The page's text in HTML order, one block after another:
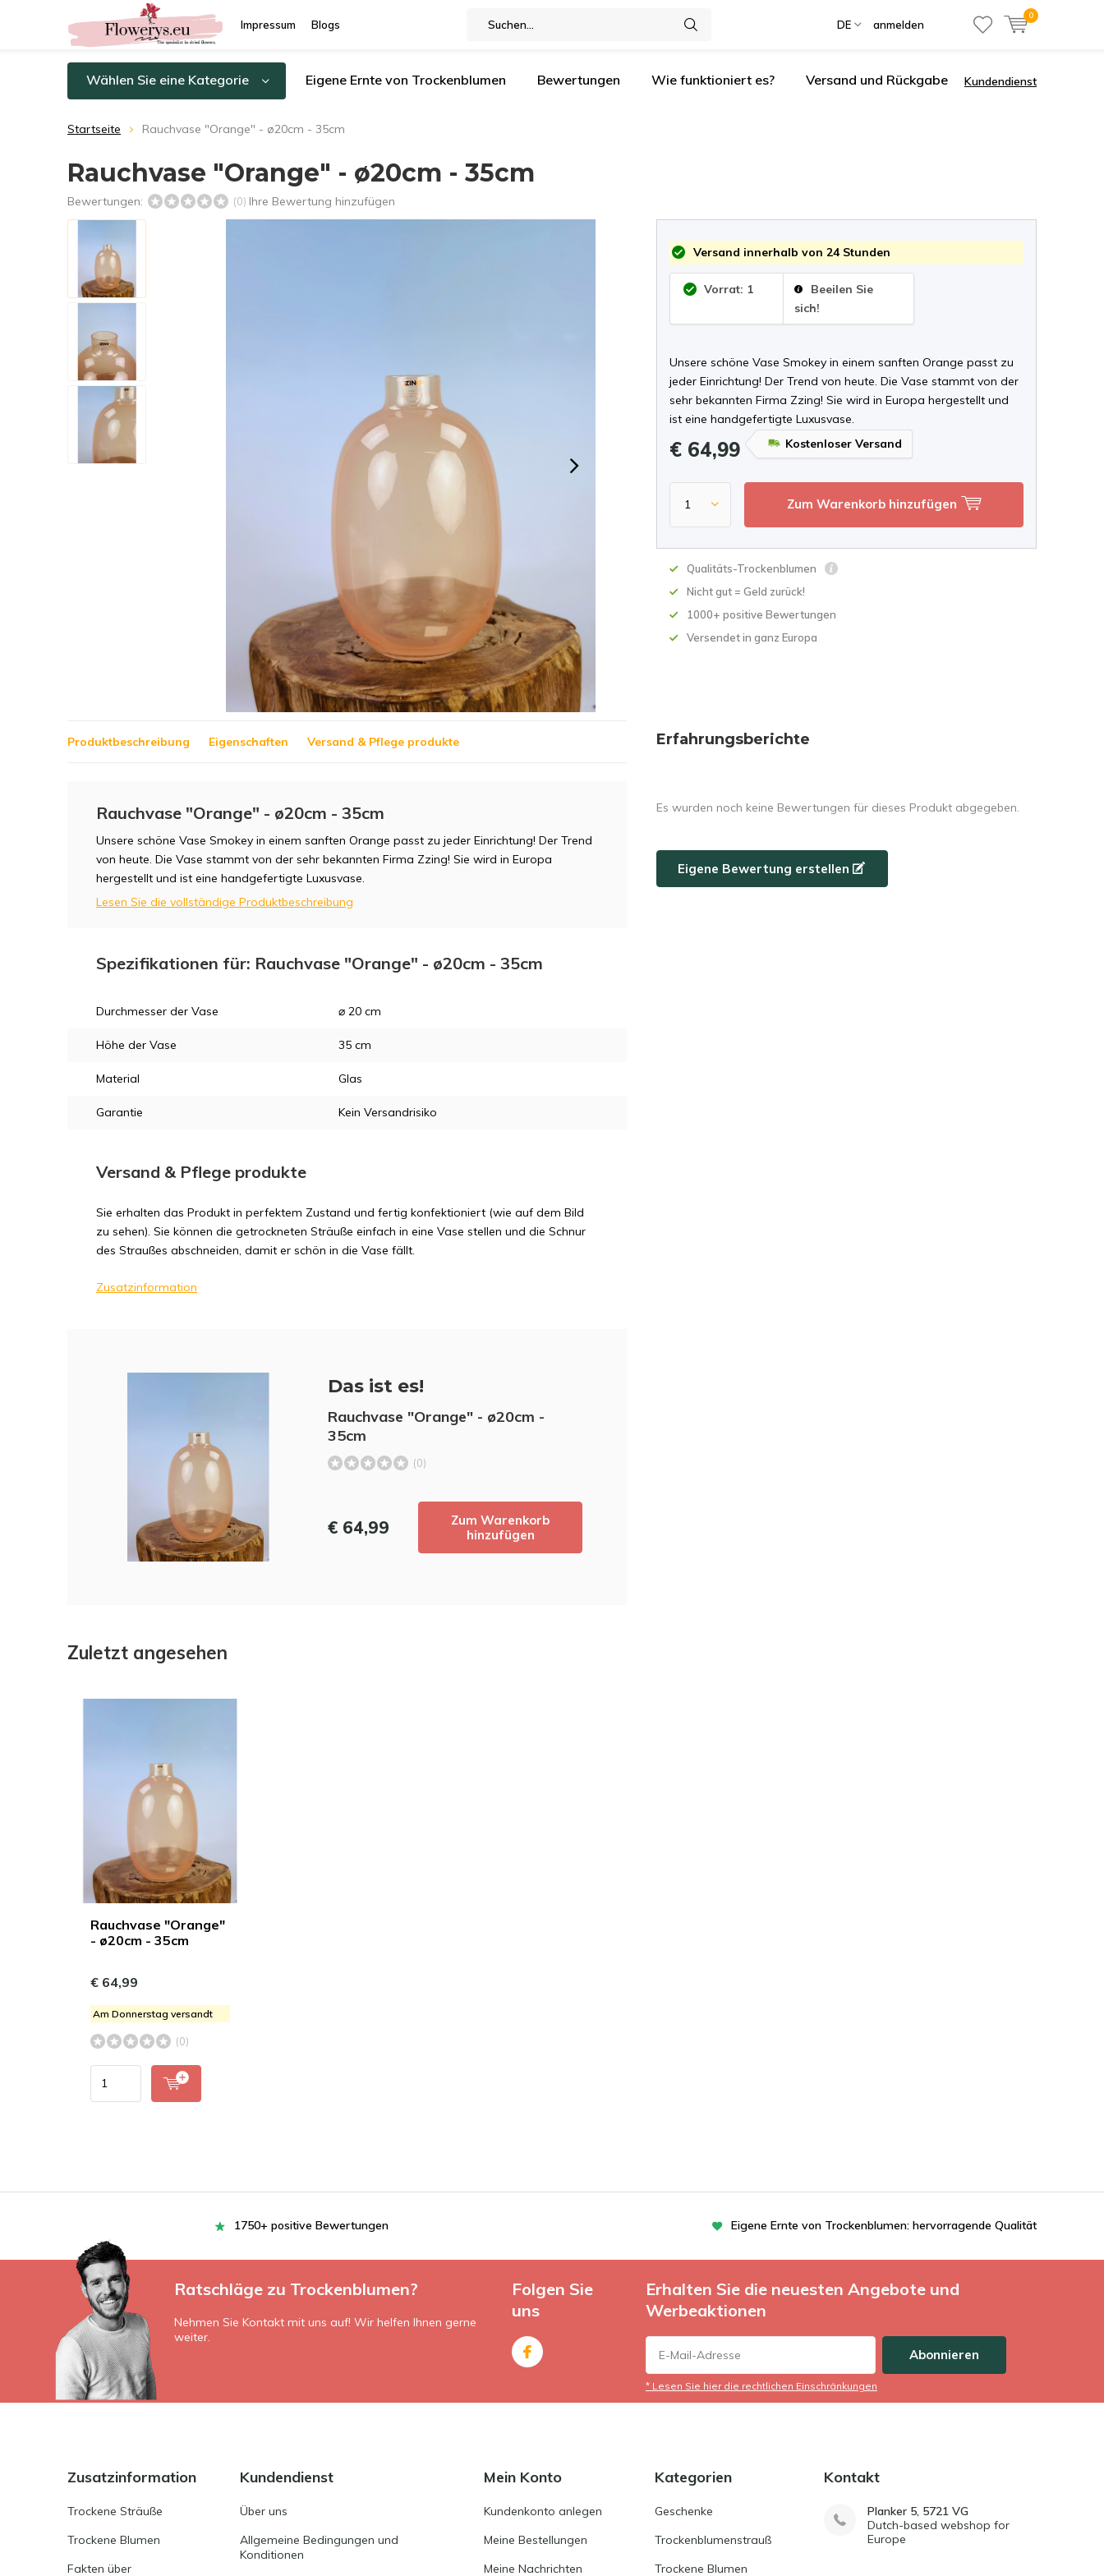
Impressum Blogs DE anmelden
0
Wählen Sie eine Kategorie Eigene Ernte von Trockenblumen Bewertungen Wie funktioniert es? Versand und Rückgabe Kundendienst
Startseite Rauchvase "Orange" - ø20cm - 35cm
Rauchvase "Orange" - ø20cm - 35cm
Bewertungen: (0) Ihre Bewertung hinzufügen
Versand innerhalb von 24 Stunden
Vorrat: 1
Beeilen Sie
sich!
Unsere schöne Vase Smokey in einem sanften Orange passt zu
jeder Einrichtung! Der Trend von heute. Die Vase stammt von der
sehr bekannten Firma Zzing! Sie wird in Europa hergestellt und
ist eine handgefertigte Luxusvase.
€ 64,99 Kostenloser Versand
Zum Warenkorb hinzufügen
Qualitäts-Trockenblumen
Nicht gut = Geld zurück!
1000+ positive Bewertungen
Versendet in ganz Europa
Produktbeschreibung Eigenschaften Versand & Pflege produkte
Rauchvase "Orange" - ø20cm - 35cm
Unsere schöne Vase Smokey in einem sanften Orange passt zu jeder Einrichtung! Der Trend
von heute. Die Vase stammt von der sehr bekannten Firma Zzing! Sie wird in Europa
hergestellt und ist eine handgefertigte Luxusvase.
Lesen Sie die vollständige Produktbeschreibung
Spezifikationen für: Rauchvase "Orange" - ø20cm - 35cm
Durchmesser der Vase ⌀ 20 cm
Höhe der Vase 35 cm
Material Glas
Garantie Kein Versandrisiko
Versand & Pflege produkte
Sie erhalten das Produkt in perfektem Zustand und fertig konfektioniert (wie auf dem Bild
zu sehen). Sie können die getrockneten Sträuße einfach in eine Vase stellen und die Schnur
des Straußes abschneiden, damit er schön in die Vase fällt.
Zusatzinformation
Das ist es!
Rauchvase "Orange" - ø20cm -
35cm
(0)
€ 64,99
Zum Warenkorb
hinzufügen
Erfahrungsberichte
Es wurden noch keine Bewertungen für dieses Produkt abgegeben.
Eigene Bewertung erstellen
Zuletzt angesehen
Rauchvase "Orange"
- ø20cm - 35cm
€ 64,99
Am Donnerstag versandt
(0)
1750+ positive Bewertungen Eigene Ernte von Trockenblumen: hervorragende Qualität
Ratschläge zu Trockenblumen?
Nehmen Sie Kontakt mit uns auf! Wir helfen Ihnen gerne
weiter.
Folgen Sie
uns
Erhalten Sie die neuesten Angebote und
Werbeaktionen
Abonnieren
* Lesen Sie hier die rechtlichen Einschränkungen
Zusatzinformation
Trockene Sträuße
Trockene Blumen
Fakten über
Kundendienst
Über uns
Allgemeine Bedingungen und
Konditionen
Mein Konto
Kundenkonto anlegen
Meine Bestellungen
Meine Nachrichten
Kategorien
Geschenke
Trockenblumenstrauß
Trockene Blumen
Kontakt
Planker 5, 5721 VG
Dutch-based webshop for
Europe